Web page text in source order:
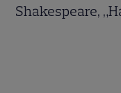
Shakespeare,